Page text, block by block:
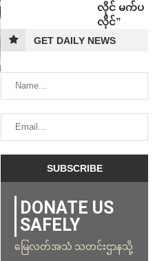
လိုင် မက်ပ
လိုင်”
GET DAILY NEWS
DONATE US
SAFELY
မြေလတ်အသံ သတင်းဌာနသို့